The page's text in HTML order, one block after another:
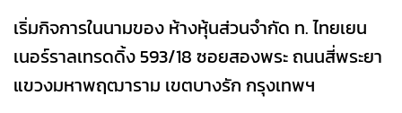
เริ่มกิจการในนามของ ห้างหุ้นส่วนจำกัด ท. ไทยเยน
เนอร์ราลเทรดดิ้ง 593/18 ซอยสองพระ ถนนสี่พระยา
แขวงมหาพฤฒาราม เขตบางรัก กรุงเทพฯ